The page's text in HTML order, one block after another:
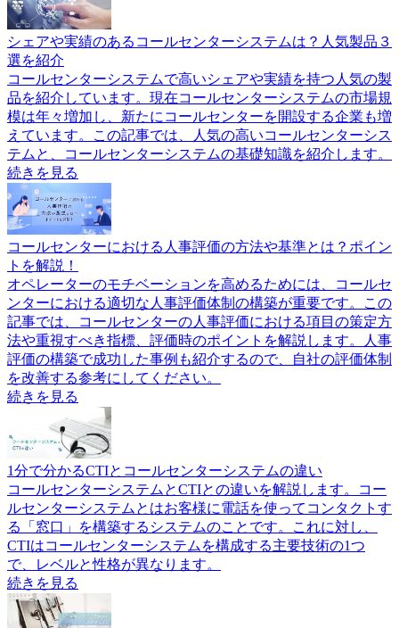
シェアや実績のあるコールセンターシステムは？人気製品３
選を紹介
コールセンターシステムで高いシェアや実績を持つ人気の製
品を紹介しています。現在コールセンターシステムの市場規
模は年々増加し、新たにコールセンターを開設する企業も増
えています。この記事では、人気の高いコールセンターシス
テムと、コールセンターシステムの基礎知識を紹介します。
続きを見る
コールセンターにおける人事評価の方法や基準とは？ポイン
トを解説！
オペレーターのモチベーションを高めるためには、コールセ
ンターにおける適切な人事評価体制の構築が重要です。この
記事では、コールセンターの人事評価における項目の策定方
法や重視すべき指標、評価時のポイントを解説します。人事
評価の構築で成功した事例も紹介するので、自社の評価体制
を改善する参考にしてください。
続きを見る
1分で分かるCTIとコールセンターシステムの違い
コールセンターシステムとCTIとの違いを解説します。コー
ルセンターシステムとはお客様に電話を使ってコンタクトす
る「窓口」を構築するシステムのことです。これに対し、
CTIはコールセンターシステムを構成する主要技術の1つ
で、レベルと性格が異なります。
続きを見る